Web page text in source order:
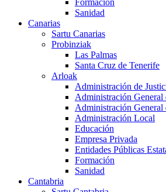
Formación
Sanidad
Canarias
Sartu Canarias
Probinziak
Las Palmas
Santa Cruz de Tenerife
Arloak
Administración de
Administración General
Administración General
Administración Local
Educación
Empresa Privada
Entidades Públicas
Formación
Sanidad
Cantabria